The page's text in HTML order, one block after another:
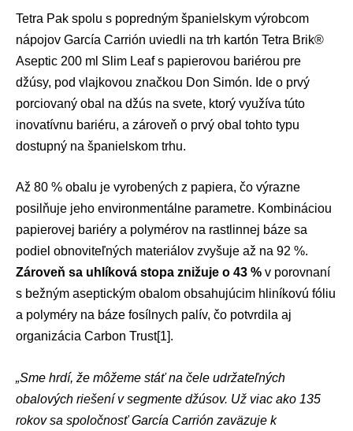
Tetra Pak spolu s popredným španielskym výrobcom
nápojov García Carrión uviedli na trh kartón Tetra Brik®
Aseptic 200 ml Slim Leaf s papierovou bariérou pre
džúsy, pod vlajkovou značkou Don Simón. Ide o prvý
porciovaný obal na džús na svete, ktorý využíva túto
inovatívnu bariéru, a zároveň o prvý obal tohto typu
dostupný na španielskom trhu.
Až 80 % obalu je vyrobených z papiera, čo výrazne
posilňuje jeho environmentálne parametre. Kombináciou
papierovej bariéry a polymérov na rastlinnej báze sa
podiel obnoviteľných materiálov zvyšuje až na 92 %.
Zároveň sa uhlíková stopa znižuje o 43 % v porovnaní
s bežným aseptickým obalom obsahujúcim hliníkovú fóliu
a polyméry na báze fosílnych palív, čo potvrdila aj
organizácia Carbon Trust[1].
„Sme hrdí, že môžeme stáť na čele udržateľných
obalových riešení v segmente džúsov. Už viac ako 135
rokov sa spoločnosť García Carrión zaväzuje k